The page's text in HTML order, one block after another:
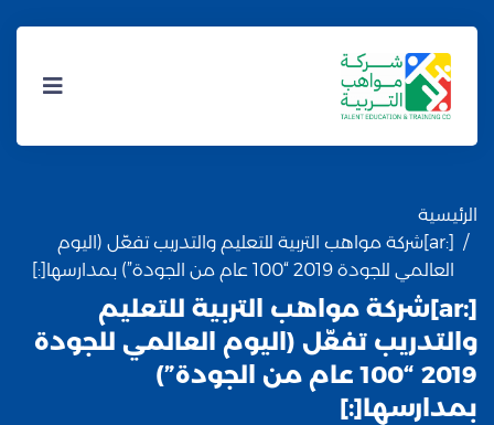
الرئيسية
[:ar]شركة مواهب التربية للتعليم والتدريب تفعّل (اليوم
العالمي للجودة 2019 “100 عام من الجودة”) بمدارسها[:]
[:ar]شركة مواهب التربية للتعليم
والتدريب تفعّل (اليوم العالمي للجودة
2019 “100 عام من الجودة”)
بمدارسها[:]